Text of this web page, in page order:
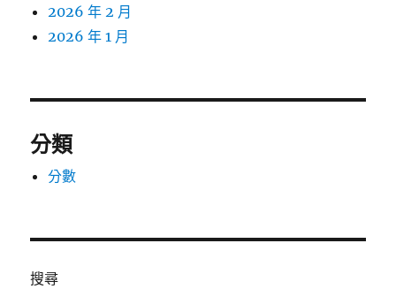
2026 年 2 月
2026 年 1 月
分類
分數
搜尋